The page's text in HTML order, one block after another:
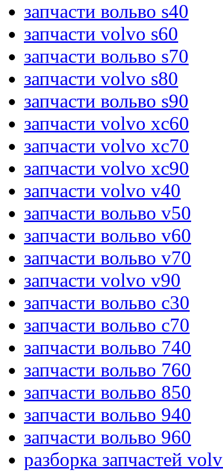
запчасти вольво s40
запчасти volvo s60
запчасти вольво s70
запчасти volvo s80
запчасти вольво s90
запчасти volvo xc60
запчасти volvo xc70
запчасти volvo xc90
запчасти volvo v40
запчасти вольво v50
запчасти вольво v60
запчасти вольво v70
запчасти volvo v90
запчасти вольво c30
запчасти вольво c70
запчасти вольво 740
запчасти вольво 760
запчасти вольво 850
запчасти вольво 940
запчасти вольво 960
разборка запчастей